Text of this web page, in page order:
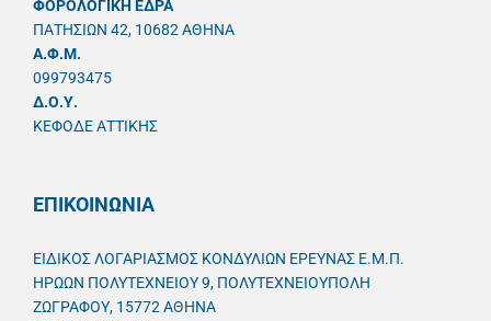
ΦΟΡΟΛΟΓΙΚΗ ΕΔΡΑ
ΠΑΤΗΣΙΩΝ 42, 10682 ΑΘΗΝΑ
A.Φ.Μ.
099793475
Δ.Ο.Υ.
ΚΕΦΟΔΕ ΑΤΤΙΚΗΣ
ΕΠΙΚΟΙΝΩΝΙΑ
ΕΙΔΙΚΟΣ ΛΟΓΑΡΙΑΣΜΟΣ ΚΟΝΔΥΛΙΩΝ ΕΡΕΥΝΑΣ Ε.Μ.Π.
ΗΡΩΩΝ ΠΟΛΥΤΕΧΝΕΙΟΥ 9, ΠΟΛΥΤΕΧΝΕΙΟΥΠΟΛΗ
ΖΩΓΡΑΦΟΥ, 15772 ΑΘΗΝΑ